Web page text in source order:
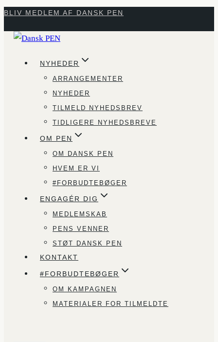
Fortsæt
indhold
BLIV MEDLEM AF DANSK PEN
NYHEDER
ARRANGEMENTER
NYHEDER
TILMELD NYHEDSBREV
TIDLIGERE NYHEDSBREVE
OM PEN
OM DANSK PEN
HVEM ER VI
#FORBUDTEBØGER
ENGAGÉR DIG
MEDLEMSKAB
PENS VENNER
STØT DANSK PEN
KONTAKT
#FORBUDTEBØGER
OM KAMPAGNEN
MATERIALER FOR TILMELDTE